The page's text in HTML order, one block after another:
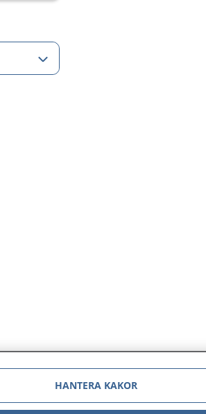
HANTERA KAKOR